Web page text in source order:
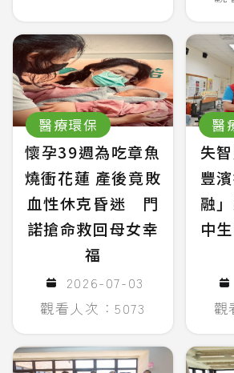
醫療環保
懷孕39週為吃章魚
燒衝花蓮 產後竟敗
血性休克昏迷 門
諾搶命救回母女幸
福
2026-07-03
觀看人次：5073
醫
失
豐
融
中
觀